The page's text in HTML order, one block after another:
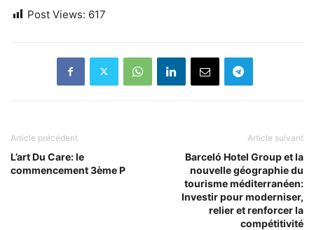
Post Views: 617
Article précédent
L’art Du Care: le
commencement 3ème P
Article suivant
Barceló Hotel Group et la
nouvelle géographie du
tourisme méditerranéen:
Investir pour moderniser,
relier et renforcer la
compétitivité